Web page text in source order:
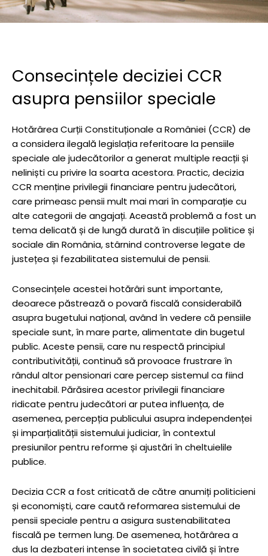
Consecințele deciziei CCR
asupra pensiilor speciale
Hotărârea Curții Constituționale a României (CCR) de
a considera ilegală legislația referitoare la pensiile
speciale ale judecătorilor a generat multiple reacții și
neliniști cu privire la soarta acestora. Practic, decizia
CCR menține privilegii financiare pentru judecători,
care primeasc pensii mult mai mari în comparație cu
alte categorii de angajați. Această problemă a fost un
tema delicată și de lungă durată în discuțiile politice și
sociale din România, stârnind controverse legate de
justețea și fezabilitatea sistemului de pensii.
Consecințele acestei hotărâri sunt importante,
deoarece păstrează o povară fiscală considerabilă
asupra bugetului național, având în vedere că pensiile
speciale sunt, în mare parte, alimentate din bugetul
public. Aceste pensii, care nu respectă principiul
contributivității, continuă să provoace frustrare în
rândul altor pensionari care percep sistemul ca fiind
inechitabil. Părăsirea acestor privilegii financiare
ridicate pentru judecători ar putea influența, de
asemenea, percepția publicului asupra independenței
și imparțialității sistemului judiciar, în contextul
presiunilor pentru reforme și ajustări în cheltuielile
publice.
Decizia CCR a fost criticată de către anumiți politicieni
și economiști, care caută reformarea sistemului de
pensii speciale pentru a asigura sustenabilitatea
fiscală pe termen lung. De asemenea, hotărârea a
dus la dezbateri intense în societatea civilă și între